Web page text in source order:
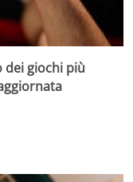
dei giochi più